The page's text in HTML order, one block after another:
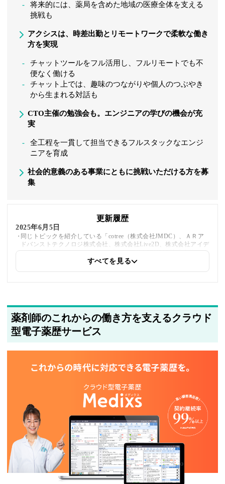
将来的には、薬局を含めた地域の医療全体を支える
挑戦も
アクシスは、時差出勤とリモートワークで柔軟な働き
方を実現
チャットツールをフル活用し、フルリモートでも不
便なく働ける
チャット上では、趣味のつながりや個人のつぶやき
から生まれる対話も
CTO主催の勉強会も。エンジニアの学びの機会が充
実
全工程を一貫して担当できるフルスタックなエンジ
ニアを育成
社会的意義のある事業にともに挑戦いただける方を募
集
更新履歴
2025年6月5日
同じトピックを紹介している「cotree（株式会社JMDC）、ＡＲア
ドバンストテクノロジ株式会社、株式会社Live2D、株式会社アイデ
ィス、株式会社みんなシステムズ、DATUM STUDIO株式会社」へ
の内部リンクを追加しましたすべてを見る
薬剤師のこれからの働き方を支えるクラウド
型電子薬歴サービス